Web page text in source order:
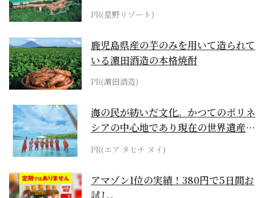
ホテル by...
PR(星野リゾート)
鹿児島県産の芋のみを用いて造られて
いる濵田酒造の本格焼酎
PR(濵田酒造)
海の民が紡いだ文化。かつてのポリネ
シアの中心地であり現在の世界遺産か
らみえてくる...
PR(エア タヒチ ヌイ)
アマゾン1位の実績！380円で5日間お